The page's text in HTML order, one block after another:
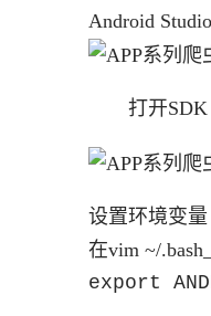
Android
打开
设置环境变量
在vim ~/
export